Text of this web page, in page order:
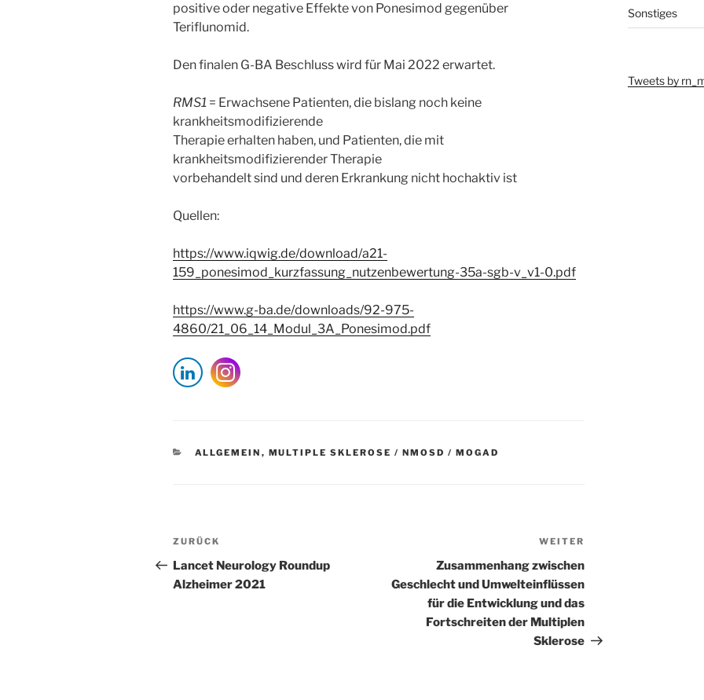
positive oder negative Effekte von Ponesimod gegenüber
Teriflunomid.
Den finalen G-BA Beschluss wird für Mai 2022 erwartet.
RMS1 = Erwachsene Patienten, die bislang noch keine
krankheitsmodifizierende
Therapie erhalten haben, und Patienten, die mit
krankheitsmodifizierender Therapie
vorbehandelt sind und deren Erkrankung nicht hochaktiv ist
Quellen:
https://www.iqwig.de/download/a21-
159_ponesimod_kurzfassung_nutzenbewertung-35a-sgb-v_v1-0.pdf
https://www.g-ba.de/downloads/92-975-
4860/21_06_14_Modul_3A_Ponesimod.pdf
KATEGORIEN
ALLGEMEIN , MULTIPLE SKLEROSE / NMOSD / MOGAD
Beitragsnavigation
Vorheriger
Beitrag
ZURÜCK
Lancet Neurology Roundup
Alzheimer 2021
Beitrag
WEITER
Zusammenhang zwischen
Geschlecht und Umwelteinflüssen
für die Entwicklung und das
Fortschreiten der Multiplen
Sklerose
Sonstiges
Tweets by